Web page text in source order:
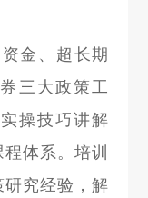
金、超长期
三大政策工
操技巧讲解
体系。培训
究经验，解